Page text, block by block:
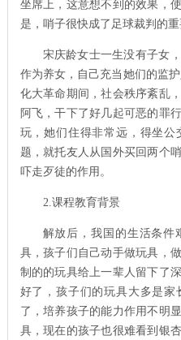
坐席上，这意想不到的效果，
是，哨子很快成了足球裁判的重
宋庆龄女士一生没有子女
作为养女，自己充当她们的监
化大革命期间，社会秩序紊乱
阿飞，干下了好几起可恶的罪
玩，她们住得非常远，得坐公
题，就托友人从国外买回两个
吓走歹徒的作用。
2.课程教育背景
解放后，我国的生活条件
具，孩子们自己动手做玩具，
制的的玩具给上一辈人留下了
好了，孩子们的玩具大多是
了，培养孩子的能力作用不明
具，现在的孩子也很难看到银